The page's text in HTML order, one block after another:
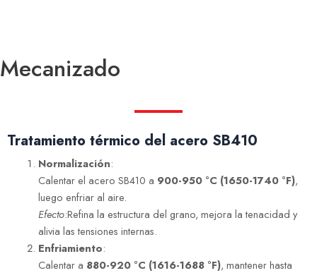
Mecanizado
Tratamiento térmico del acero SB410
Normalización:
Calentar el acero SB410 a 900-950 °C (1650-1740 °F),
luego enfriar al aire.
Efecto:Refina la estructura del grano, mejora la tenacidad y
alivia las tensiones internas.
Enfriamiento:
Calentar a 880-920 °C (1616-1688 °F), mantener hasta